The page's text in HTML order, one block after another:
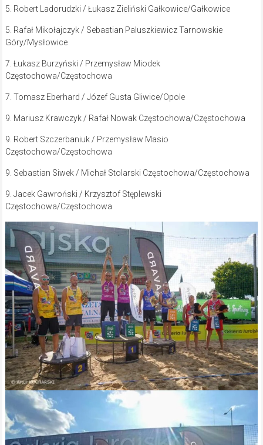
5. Robert Ladorudzki / Łukasz Zieliński Gałkowice/Gałkowice
5. Rafał Mikołajczyk / Sebastian Paluszkiewicz Tarnowskie
Góry/Mysłowice
7. Łukasz Burzyński / Przemysław Miodek
Częstochowa/Częstochowa
7. Tomasz Eberhard / Józef Gusta Gliwice/Opole
9. Mariusz Krawczyk / Rafał Nowak Częstochowa/Częstochowa
9. Robert Szczerbaniuk / Przemysław Masio
Częstochowa/Częstochowa
9. Sebastian Siwek / Michał Stolarski Częstochowa/Częstochowa
9. Jacek Gawroński / Krzysztof Stęplewski
Częstochowa/Częstochowa